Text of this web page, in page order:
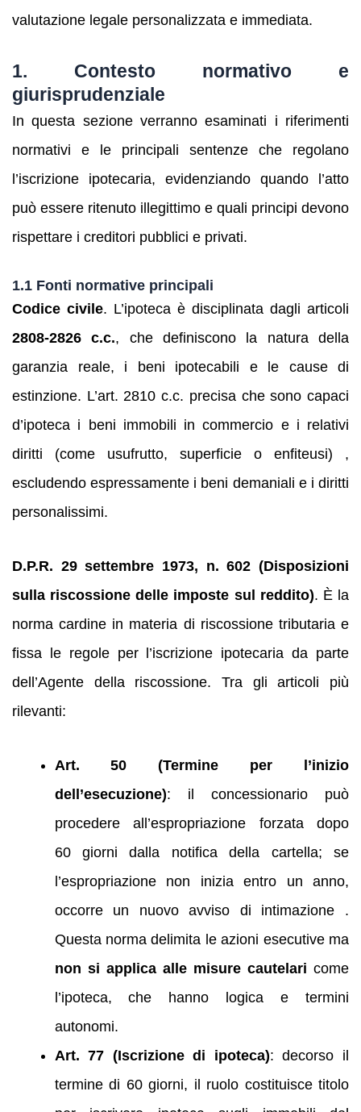
valutazione legale personalizzata e immediata.
1. Contesto normativo e
giurisprudenziale
In questa sezione verranno esaminati i riferimenti
normativi e le principali sentenze che regolano
l’iscrizione ipotecaria, evidenziando quando l’atto
può essere ritenuto illegittimo e quali principi devono
rispettare i creditori pubblici e privati.
1.1 Fonti normative principali
Codice civile. L’ipoteca è disciplinata dagli articoli
2808‑2826 c.c., che definiscono la natura della
garanzia reale, i beni ipotecabili e le cause di
estinzione. L’art. 2810 c.c. precisa che sono capaci
d’ipoteca i beni immobili in commercio e i relativi
diritti (come usufrutto, superficie o enfiteusi) ,
escludendo espressamente i beni demaniali e i diritti
personalissimi.
D.P.R. 29 settembre 1973, n. 602 (Disposizioni
sulla riscossione delle imposte sul reddito). È la
norma cardine in materia di riscossione tributaria e
fissa le regole per l’iscrizione ipotecaria da parte
dell’Agente della riscossione. Tra gli articoli più
rilevanti:
Art. 50 (Termine per l’inizio
dell’esecuzione): il concessionario può
procedere all’espropriazione forzata dopo
60 giorni dalla notifica della cartella; se
l’espropriazione non inizia entro un anno,
occorre un nuovo avviso di intimazione .
Questa norma delimita le azioni esecutive ma
non si applica alle misure cautelari come
l’ipoteca, che hanno logica e termini
autonomi.
Art. 77 (Iscrizione di ipoteca): decorso il
termine di 60 giorni, il ruolo costituisce titolo